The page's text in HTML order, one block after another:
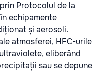
Protocolul de la
echipamente
și aerosoli.
atmosferei, HFC-urile
eliberând
sau se depune